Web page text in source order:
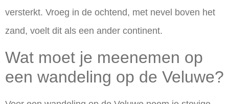
versterkt. Vroeg in de ochtend, met nevel boven het
zand, voelt dit als een ander continent.
Wat moet je meenemen op
een wandeling op de Veluwe?